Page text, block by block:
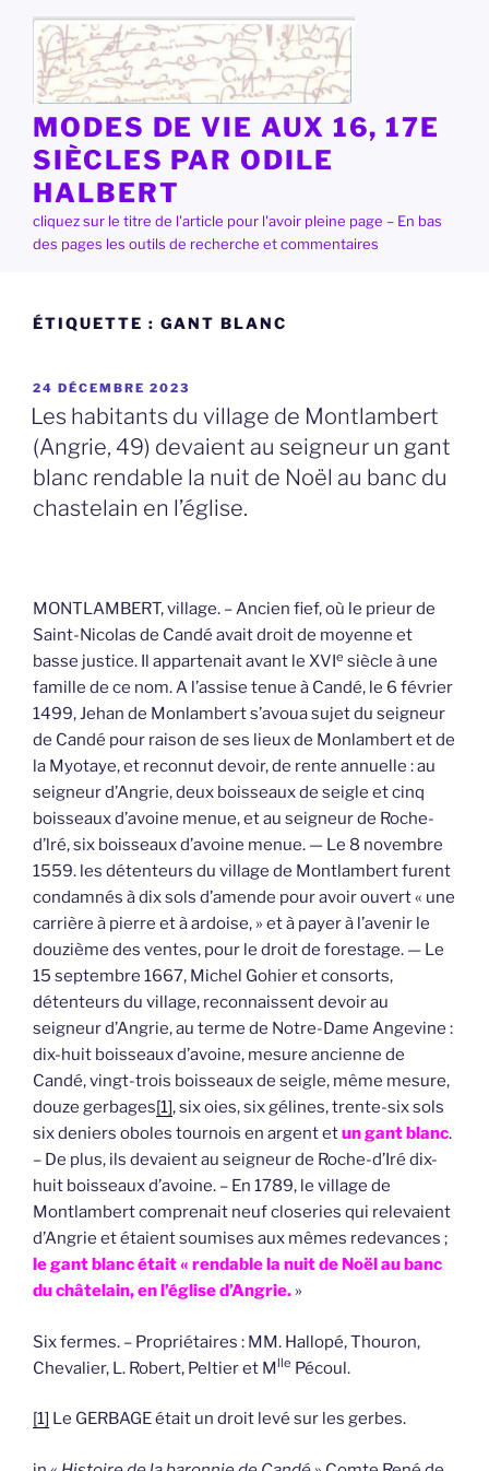
contenu
principal
MODES DE VIE AUX 16, 17E
SIÈCLES PAR ODILE
HALBERT
cliquez sur le titre de l'article pour l'avoir pleine page – En bas
des pages les outils de recherche et commentaires
ÉTIQUETTE : GANT BLANC
PUBLIÉ
LE
24 DÉCEMBRE 2023
Les habitants du village de Montlambert
(Angrie, 49) devaient au seigneur un gant
blanc rendable la nuit de Noël au banc du
chastelain en l’église.
MONTLAMBERT, village. – Ancien fief, où le prieur de
Saint-Nicolas de Candé avait droit de moyenne et
basse justice. Il appartenait avant le XVIe siècle à une
famille de ce nom. A l’assise tenue à Candé, le 6 février
1499, Jehan de Monlambert s’avoua sujet du seigneur
de Candé pour raison de ses lieux de Monlambert et de
la Myotaye, et reconnut devoir, de rente annuelle : au
seigneur d’Angrie, deux boisseaux de seigle et cinq
boisseaux d’avoine menue, et au seigneur de Roche-
d’lré, six boisseaux d’avoine menue. — Le 8 novembre
1559. les détenteurs du village de Montlambert furent
condamnés à dix sols d’amende pour avoir ouvert « une
carrière à pierre et à ardoise, » et à payer à l’avenir le
douzième des ventes, pour le droit de forestage. — Le
15 septembre 1667, Michel Gohier et consorts,
détenteurs du village, reconnaissent devoir au
seigneur d’Angrie, au terme de Notre-Dame Angevine :
dix-huit boisseaux d’avoine, mesure ancienne de
Candé, vingt-trois boisseaux de seigle, même mesure,
douze gerbages[1], six oies, six gélines, trente-six sols
six deniers oboles tournois en argent etun gant blanc.
– De plus, ils devaient au seigneur de Roche-d’Iré dix-
huit boisseaux d’avoine. – En 1789, le village de
Montlambert comprenait neuf closeries qui relevaient
d’Angrie et étaient soumises aux mêmes redevances ;
le gant blanc était « rendable la nuit de Noël au banc
du châtelain, en l’église d’Angrie. »
Six fermes. – Propriétaires : MM. Hallopé, Thouron,
Chevalier, L. Robert, Peltier et Mlle Pécoul.
[1] Le GERBAGE était un droit levé sur les gerbes.